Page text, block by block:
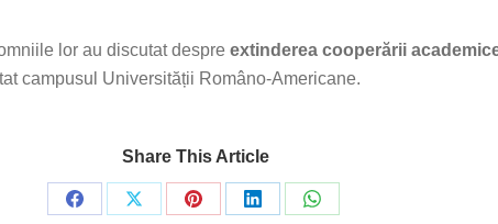
lor au discutat despre extinderea cooperării
campusul Universității Româno-Americane.
Share This Article
Share
Share
Share
Share
Share